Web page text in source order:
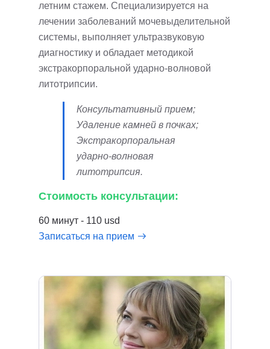
летним стажем. Специализируется на
лечении заболеваний мочевыделительной
системы, выполняет ультразвуковую
диагностику и обладает методикой
экстракорпоральной ударно-волновой
литотрипсии.
Консультативный прием;
Удаление камней в почках;
Экстракорпоральная
ударно-волновая
литотрипсия.
Стоимость консультации:
60 минут - 110 usd
Записаться на прием